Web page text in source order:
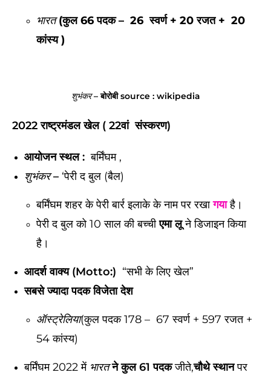
भारत(कुल 66 पदक – 26 स्वर्ण + 20 रजत + 20
कांस्य )
शुभंकर–बोरोबीsource : wikipedia
2022राष्ट्रमंडल खेल( 22वांसंस्करण)
आयोजन स्थल :बर्मिंघम ,
शुभंकर– ‘पेरी द बुल (बैल)
बर्मिंघम शहर के पेरी बार्र इलाके के नाम पर रखागयाहै।
पेरी द बुल को 10 साल की बच्चीएमा लूने डिजाइन किया
है।
आदर्श वाक्य (Motto:) “सभी के लिए खेल”
सबसे ज्यादा पदक विजेता देश
ऑस्ट्रेलिया(कुल पदक 178 – 67 स्वर्ण + 597 रजत +
54 कांस्य)
बर्मिंघम 2022 में भारतने कुल 61 पदकजीते,चौथे स्थानपर